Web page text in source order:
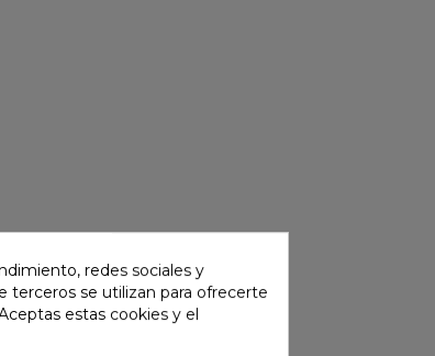
redes sociales y
terceros se utilizan para ofrecerte
estas cookies y el